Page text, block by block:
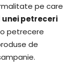
pe care
petreceri
o petrecere
de